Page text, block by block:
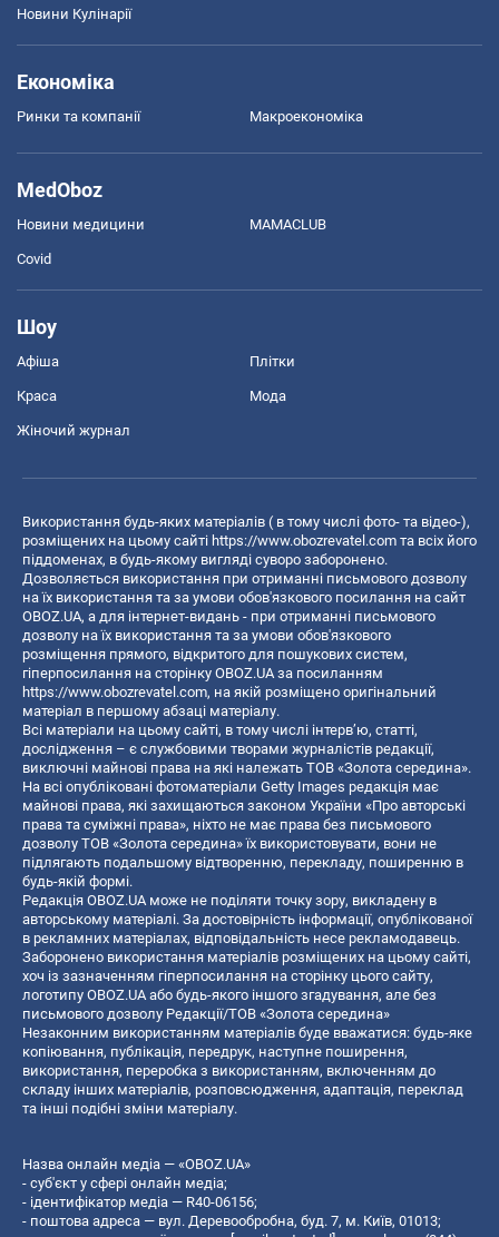
Новини Кулінарії
Економіка
Ринки та компанії Макроекономіка
MedOboz
Новини медицини MAMACLUB
Covid
Шоу
Афіша Плітки
Краса Мода
Жіночий журнал
Використання будь-яких матеріалів ( в тому числі фото- та відео-),
розміщених на цьому сайті https://www.obozrevatel.com та всіх його
піддоменах, в будь-якому вигляді суворо заборонено.
Дозволяється використання при отриманні письмового дозволу
на їх використання та за умови обов'язкового посилання на сайт
OBOZ.UA, а для інтернет-видань - при отриманні письмового
дозволу на їх використання та за умови обов'язкового
розміщення прямого, відкритого для пошукових систем,
гіперпосилання на сторінку OBOZ.UA за посиланням
https://www.obozrevatel.com, на якій розміщено оригінальний
матеріал в першому абзаці матеріалу.
Всі матеріали на цьому сайті, в тому числі інтерв’ю, статті,
дослідження – є службовими творами журналістів редакції,
виключні майнові права на які належать ТОВ «Золота середина».
На всі опубліковані фотоматеріали Getty Images редакція має
майнові права, які захищаються законом України «Про авторські
права та суміжні права», ніхто не має права без письмового
дозволу ТОВ «Золота середина» їх використовувати, вони не
підлягають подальшому відтворенню, перекладу, поширенню в
будь-якій формі.
Редакція OBOZ.UA може не поділяти точку зору, викладену в
авторському матеріалі. За достовірність інформації, опублікованої
в рекламних матеріалах, відповідальність несе рекламодавець.
Заборонено використання матеріалів розміщених на цьому сайті,
хоч із зазначенням гіперпосилання на сторінку цього сайту,
логотипу OBOZ.UA або будь-якого іншого згадування, але без
письмового дозволу Редакції/ТОВ «Золота середина»
Незаконним використанням матеріалів буде вважатися: будь-яке
копiювання, публiкацiя, передрук, наступне поширення,
використання, переробка з використанням, включенням до
складу інших матеріалів, розповсюдження, адаптація, переклад
та інші подібні зміни матеріалу.
Назва онлайн медіа — «OBOZ.UA»
- суб'єкт у сфері онлайн медіа;
- ідентифікатор медіа — R40-06156;
- поштова адреса — вул. Деревообробна, буд. 7, м. Київ, 01013;